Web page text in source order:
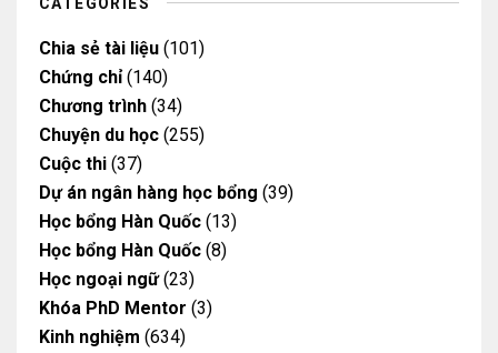
Chia sẻ tài liệu (101)
Chứng chỉ(140)
Chương trình (34)
Chuyện du học (255)
Cuộc thi (37)
Dự án ngân hàng học bổng (39)
Học bổng Hàn Quốc (13)
Học bổng Hàn Quốc (8)
Học ngoại ngữ(23)
Khóa PhD Mentor (3)
Kinh nghiệm (634)